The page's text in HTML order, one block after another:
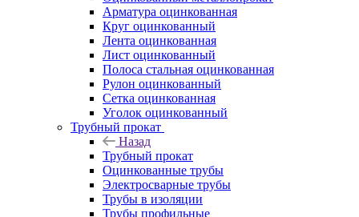
Арматура оцинкованная
Круг оцинкованный
Лента оцинкованная
Лист оцинкованный
Полоса стальная оцинкованная
Рулон оцинкованный
Сетка оцинкованная
Уголок оцинкованный
Трубный прокат
Назад
Трубный прокат
Оцинкованные трубы
Электросварные трубы
Трубы в изоляции
Трубы профильные